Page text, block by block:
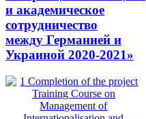
и академическое
сотрудничество
между Германией и
Украиной 2020-2021»